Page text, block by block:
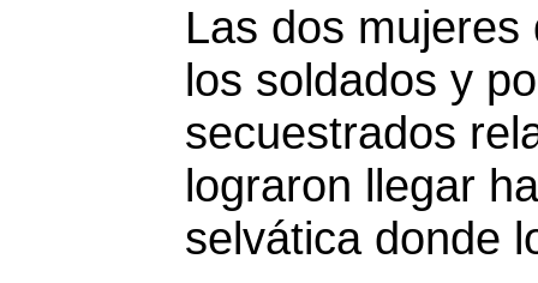
Las dos
los soldados y
secuestrados
lograron llegar
selvática donde